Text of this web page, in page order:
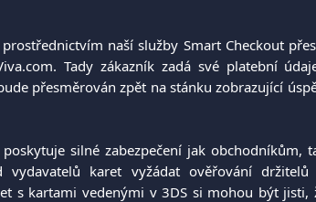
naší služby Smart Checkout
Tady zákazník zadá své platební
přesměrován zpět na stánku zobrazující
silné zabezpečení jak obchodníkům,
karet vyžádat ověřování držitelů
s kartami vedenými v 3DS si mohou být jisti,